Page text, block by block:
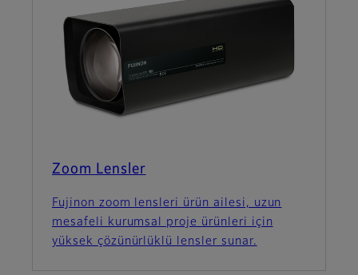
Zoom Lensler
Fujinon zoom lensleri ürün ailesi, uzun
mesafeli kurumsal proje ürünleri için
yüksek çözünürlüklü lensler sunar.